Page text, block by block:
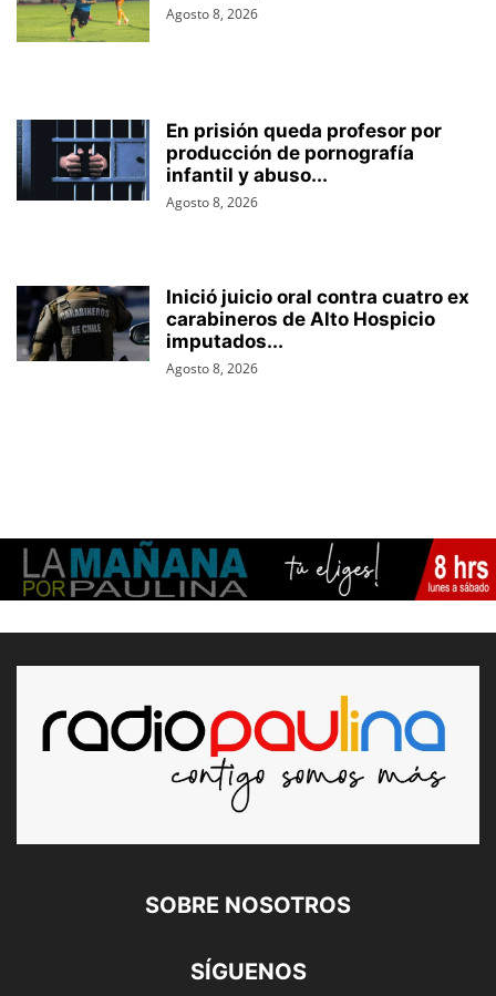
Agosto 8, 2026
En prisión queda profesor por
producción de pornografía
infantil y abuso...
Agosto 8, 2026
Inició juicio oral contra cuatro ex
carabineros de Alto Hospicio
imputados...
Agosto 8, 2026
SOBRE NOSOTROS
SÍGUENOS